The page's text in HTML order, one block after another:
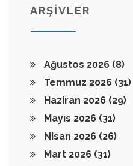
ARŞİVLER
Ağustos 2026 (8)
Temmuz 2026 (31)
Haziran 2026 (29)
Mayıs 2026 (31)
Nisan 2026 (26)
Mart 2026 (31)